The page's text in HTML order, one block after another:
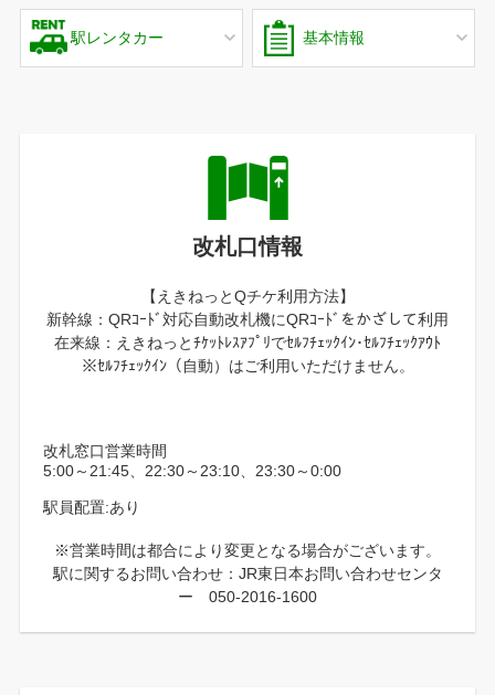
駅レンタカー 基本情報
改札口情報
【えきねっとQチケ利用方法】
新幹線：QRｺｰﾄﾞ対応自動改札機にQRｺｰﾄﾞをかざして利用
在来線：えきねっとﾁｹｯﾄﾚｽｱﾌﾟﾘでｾﾙﾌﾁｪｯｸｲﾝ･ｾﾙﾌﾁｪｯｸｱｳﾄ
※ｾﾙﾌﾁｪｯｸｲﾝ（自動）はご利用いただけません。
改札窓口営業時間
5:00～21:45、22:30～23:10、23:30～0:00
駅員配置:あり
※営業時間は都合により変更となる場合がございます。
駅に関するお問い合わせ：JR東日本お問い合わせセンタ
ー 050-2016-1600